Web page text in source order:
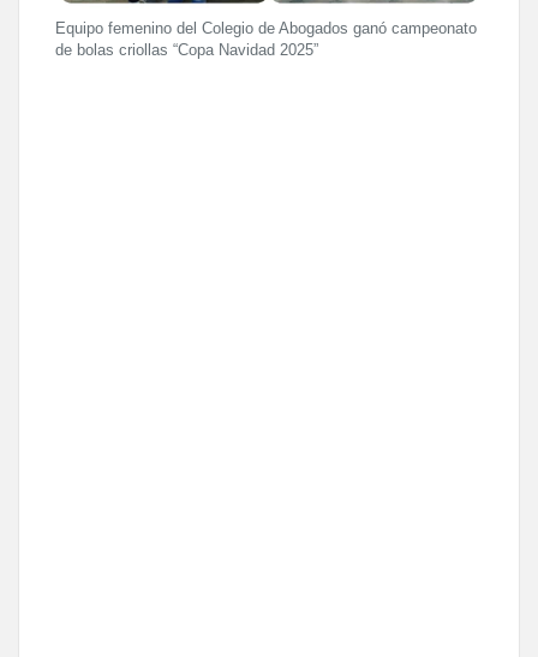
Equipo femenino del Colegio de Abogados ganó campeonato
de bolas criollas “Copa Navidad 2025”